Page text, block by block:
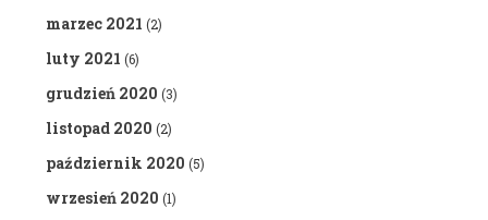
marzec 2021 (2)
luty 2021 (6)
grudzień 2020 (3)
listopad 2020 (2)
październik 2020 (5)
wrzesień 2020 (1)